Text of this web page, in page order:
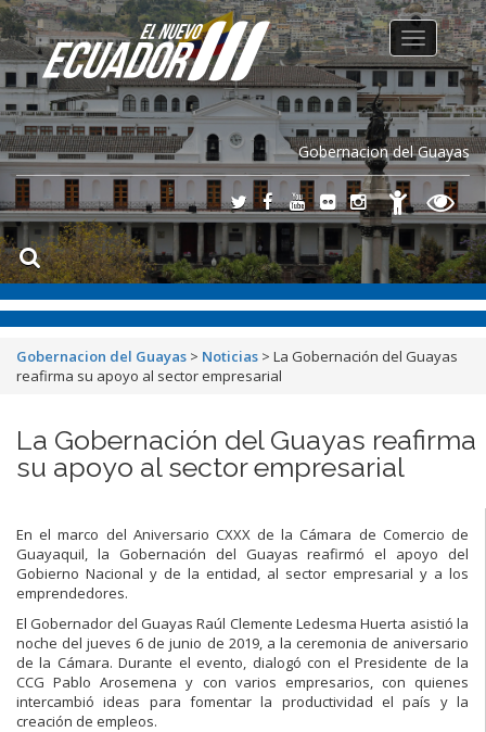
Gobernacion del Guayas
Toggle
navigation
Gobernacion del Guayas > Noticias > La Gobernación del Guayas
reafirma su apoyo al sector empresarial
La Gobernación del Guayas reafirma
su apoyo al sector empresarial
En el marco del Aniversario CXXX de la Cámara de Comercio de
Guayaquil, la Gobernación del Guayas reafirmó el apoyo del
Gobierno Nacional y de la entidad, al sector empresarial y a los
emprendedores.
El Gobernador del Guayas Raúl Clemente Ledesma Huerta asistió la
noche del jueves 6 de junio de 2019, a la ceremonia de aniversario
de la Cámara. Durante el evento, dialogó con el Presidente de la
CCG Pablo Arosemena y con varios empresarios, con quienes
intercambió ideas para fomentar la productividad el país y la
creación de empleos.